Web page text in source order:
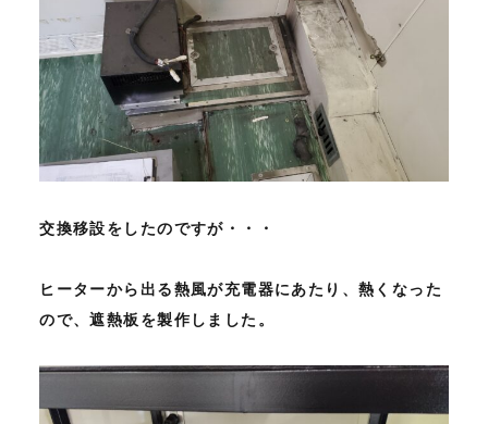
交換移設をしたのですが・・・
ヒーターから出る熱風が充電器にあたり、熱くなった
ので、遮熱板を製作しました。